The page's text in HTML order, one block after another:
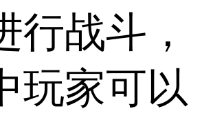
行战斗，
玩家可以